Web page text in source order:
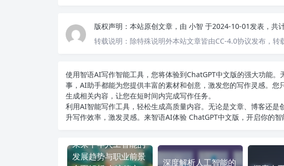
版权声明： 本站原创文章，由 小智 于2024-10-01发表，共
转载说明： 除特殊说明外本站文章皆由CC-4.0协议发布，转
使用智语AI写作智能工具，您将体验到ChatGPT中文版的强大功能
事，AI助手都能为您提供丰富的素材和创意，激发您的写作灵感。
生成相关内容，让您在短时间内完成写作任务。
利用AI智能写作工具，轻松生成高质量内容。无论是文章、博客还
升写作效率，激发灵感。来智语AI体验 ChatGPT中文版 ，开启你的
未来十年人工智能的
发展趋势与职业前景
深度解析人工智能的